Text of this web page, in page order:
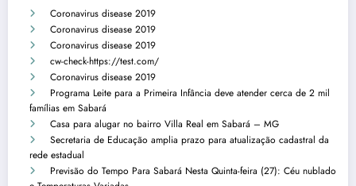
Coronavirus disease 2019
Coronavirus disease 2019
Coronavirus disease 2019
cw-check-https://test.com/
Coronavirus disease 2019
Programa Leite para a Primeira Infância deve atender cerca de 2 mil
famílias em Sabará
Casa para alugar no bairro Villa Real em Sabará – MG
Secretaria de Educação amplia prazo para atualização cadastral da
rede estadual
Previsão do Tempo Para Sabará Nesta Quinta-feira (27): Céu nublado